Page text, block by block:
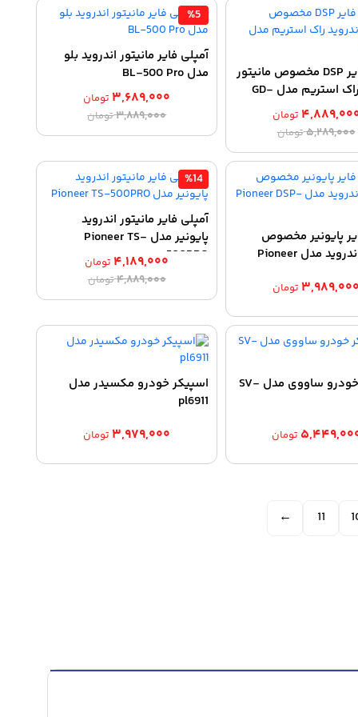
آمپلی فایر DSP مخصوص مانیتور
اندروید راک استریم مدل GD-
۵,۲۸۹,۰۰۰تومان
قیمت
اصلی:
۵,۲۸۹,۰۰۰ تومان
بود.
تومان
قیمت
فعلی:
۴,۸۸۹,۰۰۰ تومان.
%5
آمپلی فایر مانیتور اندروید بلو
مدل BL-500 Pro
۳,۸۸۹,۰۰۰تومان
قیمت
اصلی:
بود.
۳,۶۸۹,۰۰۰ تومان
قیمت
فعلی:
پایونیر مخصوص
مانیتور اندروید مدل Pioneer
۳,۹۸۹,۰۰۰ تومان
%14
آمپلی فایر مانیتور اندروید
پایونیر مدل Pioneer TS-
500PRO
۴,۸۸۹,۰۰۰تومان
قیمت
اصلی:
بود.
۴,۱۸۹,۰۰۰ تومان
قیمت
فعلی:
اسپیکر خودرو ساووی مدل SV-
تومان
اسپیکر خودرو مکسیدر مدل
pl6911
۳,۹۷۹,۰۰۰ تومان
11
←